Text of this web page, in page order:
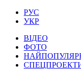
РУС
УКР
ВІДЕО
ФОТО